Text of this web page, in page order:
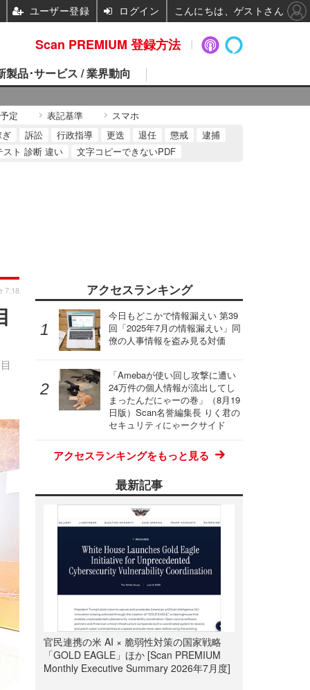
製品･サービス / 業界動向
定 表記基準 スマホ
訴訟 行政指導 更迭 退任 懲戒
逮捕
スト 診断 違い 文字コピーできないPDF
7:18 アクセスランキング
今日もどこかで情報漏えい 第39
回「2025年7月の情報漏えい」同
僚の人事情報を盗み見る対価
「Amebaが使い回し攻撃に遭い
24万件の個人情報が流出してし
まったんだにゃーの巻」（8月19
日版）Scan名誉編集長 りく君の
セキュリティにゃークサイド
アクセスランキングをもっと見る
最新記事
官民連携の米 AI × 脆弱性対策の国家戦略
「GOLD EAGLE」ほか [Scan PREMIUM
Monthly Executive Summary 2026年7月度]
Scan PREMIUM 登録方法
ユーザー登録 ログイン こんにちは、ゲストさん